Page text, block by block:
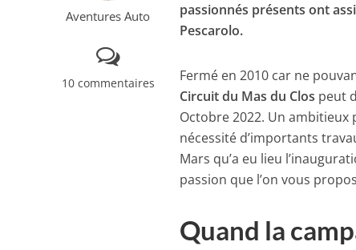
Aventures Auto
10 commentaires
passionnés présents ont
Pescarolo.
Fermé en 2010 car ne
Circuit du Mas du Clos peut
Octobre 2022. Un
nécessité d’importants
Mars qu’a eu lieu
passion que l’on vous
Quand la